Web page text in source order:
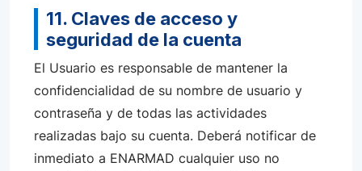
11. Claves de acceso y
seguridad de la cuenta
El Usuario es responsable de mantener la
confidencialidad de su nombre de usuario y
contraseña y de todas las actividades
realizadas bajo su cuenta. Deberá notificar de
inmediato a ENARMAD cualquier uso no